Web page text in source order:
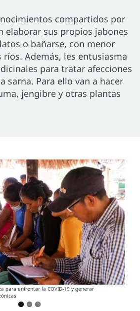
compartidos por
elaborar sus propios jabones
o bañarse, con menor
Además, les entusiasma
para tratar afecciones
sarna. Para ello van a hacer
jengibre y otras plantas
para enfrentar la COVID-19 y generar